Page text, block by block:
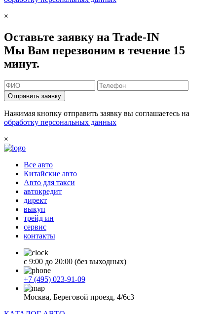
×
Оставьте заявку на Trade-IN
Мы Вам перезвоним в течение 15
минут.
Отправить заявку
Нажимая кнопку отправить заявку вы соглашаетесь на
обработку персональных данных
×
Все авто
Китайские авто
Авто для такси
автокредит
директ
выкуп
трейд ин
сервис
контакты
с 9:00 до 20:00 (без выходных)
+7 (495) 023-91-09
Москва, Береговой проезд, 4/6с3